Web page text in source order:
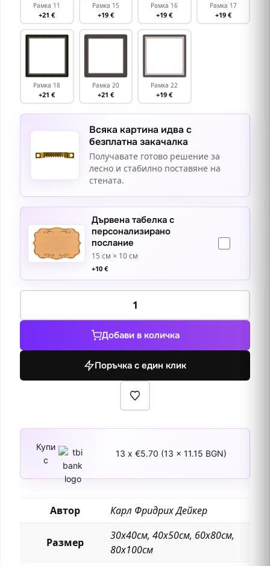
Рамка 11
+21 €
Рамка 15
+19 €
Рамка 16
+19 €
Рамка 17
+19 €
Рамка 18
+21 €
Рамка 20
+21 €
Рамка 22
+19 €
Всяка картина идва с
безплатна закачалка
Получавате готово решение за
лесно и стабилно поставяне на
стената.
Дървена табелка с
персонализирано
послание
15 см × 10 см
+10 €
количество
Рев
благороден
Добави в количка
Поръчка с един клик
Купи
с
13 x €5.70 (13 x 11.15 BGN)
Автор Карл Фридрих Дейкер
Размер
30х40см, 40х50см, 60х80см,
80х100см